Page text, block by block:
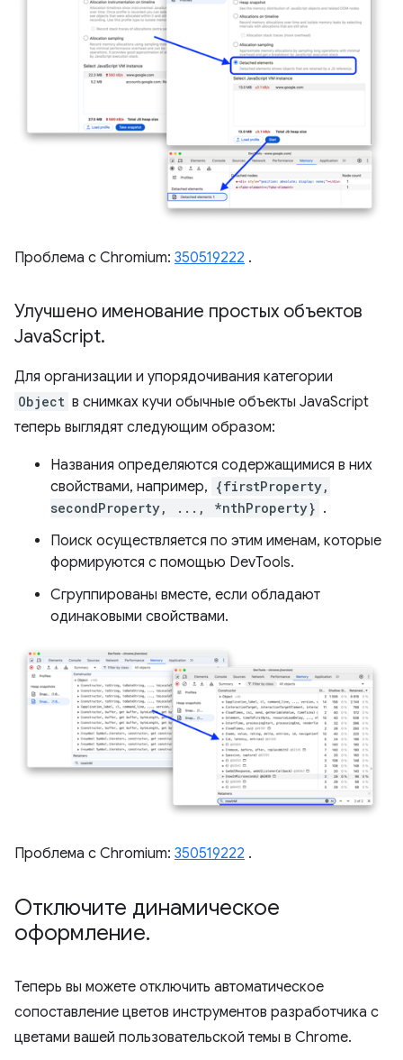
Проблема с Chromium: 350519222 .
Улучшено именование простых объектов
JavaScript.
Для организации и упорядочивания категории
Object в снимках кучи обычные объекты JavaScript
теперь выглядят следующим образом:
Названия определяются содержащимися в них
свойствами, например, {firstProperty,
secondProperty, ..., *nthProperty} .
Поиск осуществляется по этим именам, которые
формируются с помощью DevTools.
Сгруппированы вместе, если обладают
одинаковыми свойствами.
Проблема с Chromium: 350519222 .
Отключите динамическое
оформление.
Теперь вы можете отключить автоматическое
сопоставление цветов инструментов разработчика с
цветами вашей пользовательской темы в Chrome.